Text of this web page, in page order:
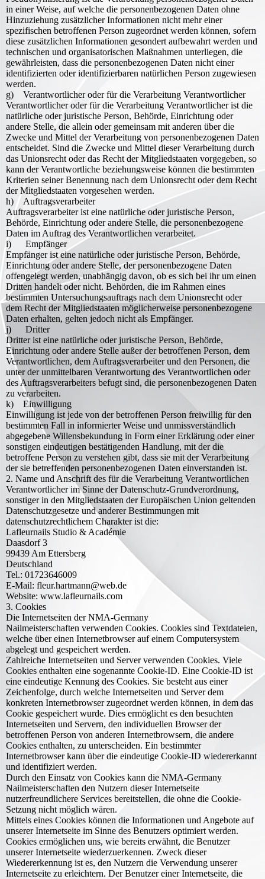
in einer Weise, auf welche die personenbezogenen Daten ohne
Hinzuziehung zusätzlicher Informationen nicht mehr einer
spezifischen betroffenen Person zugeordnet werden können, sofern
diese zusätzlichen Informationen gesondert aufbewahrt werden und
technischen und organisatorischen Maßnahmen unterliegen, die
gewährleisten, dass die personenbezogenen Daten nicht einer
identifizierten oder identifizierbaren natürlichen Person zugewiesen
werden.
g) Verantwortlicher oder für die Verarbeitung Verantwortlicher
Verantwortlicher oder für die Verarbeitung Verantwortlicher ist die
natürliche oder juristische Person, Behörde, Einrichtung oder
andere Stelle, die allein oder gemeinsam mit anderen über die
Zwecke und Mittel der Verarbeitung von personenbezogenen Daten
entscheidet. Sind die Zwecke und Mittel dieser Verarbeitung durch
das Unionsrecht oder das Recht der Mitgliedstaaten vorgegeben, so
kann der Verantwortliche beziehungsweise können die bestimmten
Kriterien seiner Benennung nach dem Unionsrecht oder dem Recht
der Mitgliedstaaten vorgesehen werden.
h) Auftragsverarbeiter
Auftragsverarbeiter ist eine natürliche oder juristische Person,
Behörde, Einrichtung oder andere Stelle, die personenbezogene
Daten im Auftrag des Verantwortlichen verarbeitet.
i) Empfänger
Empfänger ist eine natürliche oder juristische Person, Behörde,
Einrichtung oder andere Stelle, der personenbezogene Daten
offengelegt werden, unabhängig davon, ob es sich bei ihr um einen
Dritten handelt oder nicht. Behörden, die im Rahmen eines
bestimmten Untersuchungsauftrags nach dem Unionsrecht oder
dem Recht der Mitgliedstaaten möglicherweise personenbezogene
Daten erhalten, gelten jedoch nicht als Empfänger.
j) Dritter
Dritter ist eine natürliche oder juristische Person, Behörde,
Einrichtung oder andere Stelle außer der betroffenen Person, dem
Verantwortlichen, dem Auftragsverarbeiter und den Personen, die
unter der unmittelbaren Verantwortung des Verantwortlichen oder
des Auftragsverarbeiters befugt sind, die personenbezogenen Daten
zu verarbeiten.
k) Einwilligung
Einwilligung ist jede von der betroffenen Person freiwillig für den
bestimmten Fall in informierter Weise und unmissverständlich
abgegebene Willensbekundung in Form einer Erklärung oder einer
sonstigen eindeutigen bestätigenden Handlung, mit der die
betroffene Person zu verstehen gibt, dass sie mit der Verarbeitung
der sie betreffenden personenbezogenen Daten einverstanden ist.
2. Name und Anschrift des für die Verarbeitung Verantwortlichen
Verantwortlicher im Sinne der Datenschutz-Grundverordnung,
sonstiger in den Mitgliedstaaten der Europäischen Union geltenden
Datenschutzgesetze und anderer Bestimmungen mit
datenschutzrechtlichem Charakter ist die:
Lafleurnails Studio & Académie
Daasdorf 3
99439 Am Ettersberg
Deutschland
Tel.: 01723646009
E-Mail: fleur.hartmann@web.de
Website: www.lafleurnails.com
3. Cookies
Die Internetseiten der NMA-Germany
Nailmeisterschaften verwenden Cookies. Cookies sind Textdateien,
welche über einen Internetbrowser auf einem Computersystem
abgelegt und gespeichert werden.
Zahlreiche Internetseiten und Server verwenden Cookies. Viele
Cookies enthalten eine sogenannte Cookie-ID. Eine Cookie-ID ist
eine eindeutige Kennung des Cookies. Sie besteht aus einer
Zeichenfolge, durch welche Internetseiten und Server dem
konkreten Internetbrowser zugeordnet werden können, in dem das
Cookie gespeichert wurde. Dies ermöglicht es den besuchten
Internetseiten und Servern, den individuellen Browser der
betroffenen Person von anderen Internetbrowsern, die andere
Cookies enthalten, zu unterscheiden. Ein bestimmter
Internetbrowser kann über die eindeutige Cookie-ID wiedererkannt
und identifiziert werden.
Durch den Einsatz von Cookies kann die NMA-Germany
Nailmeisterschaften den Nutzern dieser Internetseite
nutzerfreundlichere Services bereitstellen, die ohne die Cookie-
Setzung nicht möglich wären.
Mittels eines Cookies können die Informationen und Angebote auf
unserer Internetseite im Sinne des Benutzers optimiert werden.
Cookies ermöglichen uns, wie bereits erwähnt, die Benutzer
unserer Internetseite wiederzuerkennen. Zweck dieser
Wiedererkennung ist es, den Nutzern die Verwendung unserer
Internetseite zu erleichtern. Der Benutzer einer Internetseite, die